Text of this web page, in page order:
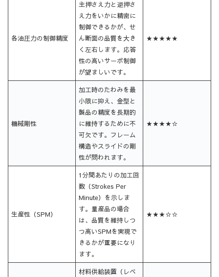
各油圧力の制御精度
主押さえ力と逆押さ
え力をいかに精密に
制御できるかが、せ
ん断面の品質を大き
く左右します。応答
性の高いサーボ制御
が望ましいです。
★★★★★
機械剛性
加工時のたわみを最
小限に抑え、金型と
製品の精度を長期的
に維持するために不
可欠です。フレーム
構造やスライドの剛
性が問われます。
★★★★☆
生産性（SPM）
1分間あたりの加工回
数（Strokes Per
Minute）を示しま
す。量産品の場合
は、品質を維持しつ
つ高いSPMを実現で
きるかが重要になり
ます。
★★★☆☆
材料供給装置（レベ